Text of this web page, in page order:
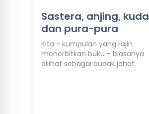
Sastera, anjing, kuda
dan pura-pura
Kita - kumpulan yang rajin
menerbitkan buku - biasanya
dilihat sebagai budak jahat.